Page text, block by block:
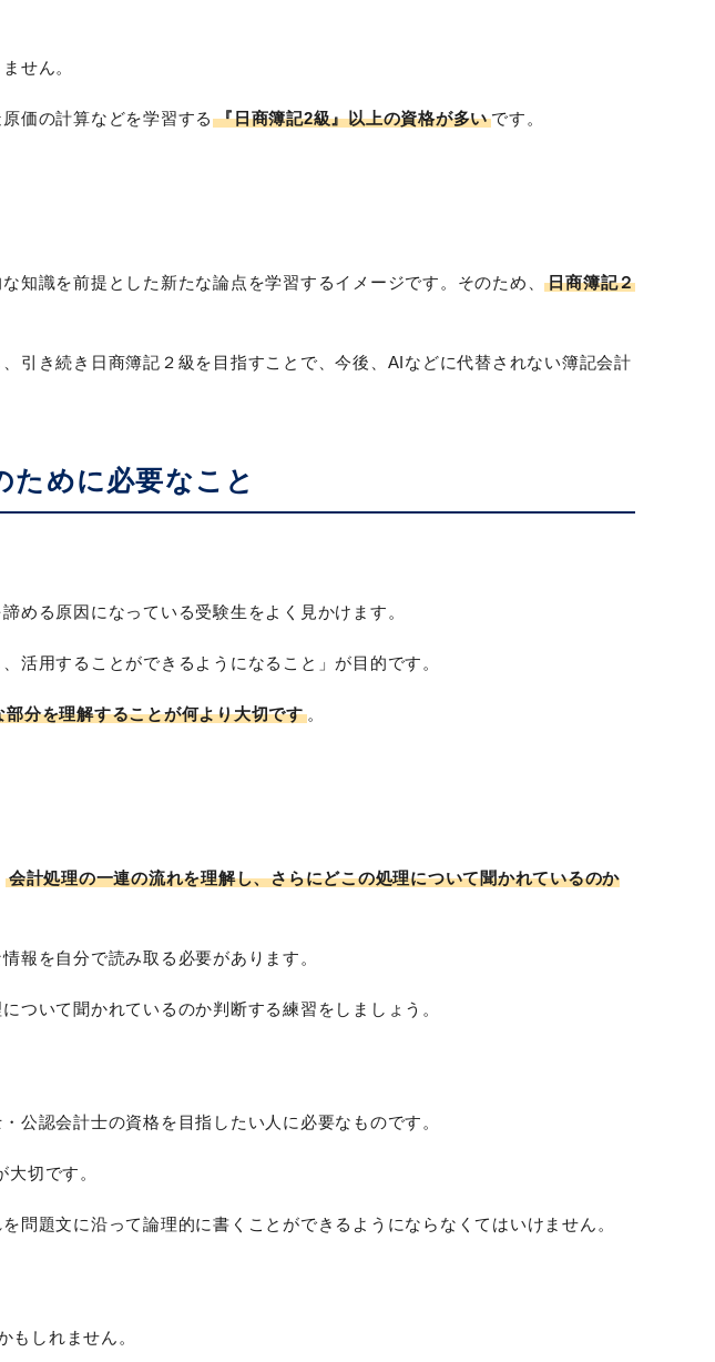
せん。
価の計算などを学習する 『日商簿記2級』以上の資格が多い です。
知識を前提とした新たな論点を学習するイメージです。そのため、日商簿記２
引き続き日商簿記２級を目指すことで、今後、AIなどに代替されない簿記会計
ために必要なこと
める原因になっている受験生をよく見かけます。
活用することができるようになること」が目的です。
分を理解することが何より大切です。
会計処理の一連の流れを理解し、さらにどこの処理について聞かれているのか
報を自分で読み取る必要があります。
ついて聞かれているのか判断する練習をしましょう。
公認会計士の資格を目指したい人に必要なものです。
大切です。
題文に沿って論理的に書くことができるようにならなくてはいけません。
しれません。